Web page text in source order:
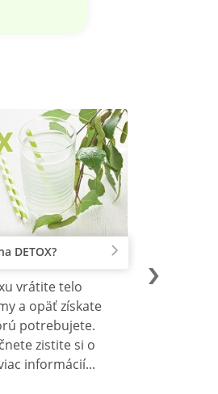
DETOX?
vrátite telo
a opäť získate
potrebujete.
zistite si o
informácií...